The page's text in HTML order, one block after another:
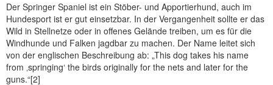
Der Springer Spaniel ist ein Stöber- und Apportierhund, auch im
Hundesport ist er gut einsetzbar. In der Vergangenheit sollte er das
Wild in Stellnetze oder in offenes Gelände treiben, um es für die
Windhunde und Falken jagdbar zu machen. Der Name leitet sich
von der englischen Beschreibung ab: „This dog takes his name
from ‚springing‘ the birds originally for the nets and later for the
guns.“[2]